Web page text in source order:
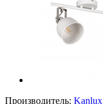
Производитель: Kanlux